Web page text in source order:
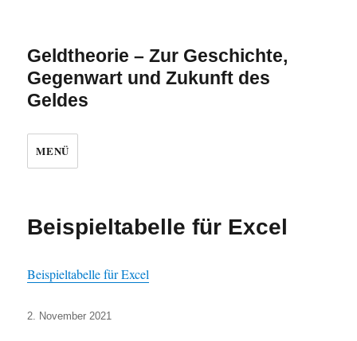
Geldtheorie – Zur Geschichte,
Gegenwart und Zukunft des
Geldes
MENÜ
Beispieltabelle für Excel
Beispieltabelle für Excel
Veröffentlicht
2. November 2021